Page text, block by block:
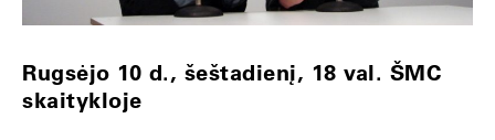
Rugsėjo 10 d., šeštadienį, 18 val. ŠMC
skaitykloje